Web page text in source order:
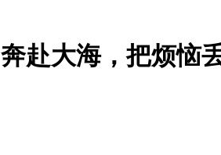
赴大海，把烦恼